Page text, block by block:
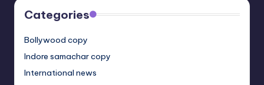
Categories
Bollywood copy
Indore samachar copy
International news